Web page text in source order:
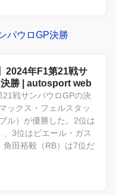
パウロGP決勝
2024年F1第21戦サ
決勝 | autosport web
戦サンパウロGPの決
ックス・フェルスタッ
ル）が優勝した。2位は
3位はピエール・ガス
角田裕毅（RB）は7位だ